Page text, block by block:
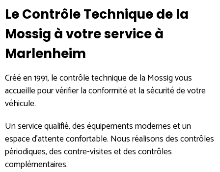
Le Contrôle Technique de la
Mossig à votre service à
Marlenheim
Créé en 1991, le contrôle technique de la Mossig vous
accueille pour vérifier la conformité et la sécurité de votre
véhicule.
Un service qualifié, des équipements modernes et un
espace d’attente confortable. Nous réalisons des contrôles
périodiques, des contre-visites et des contrôles
complémentaires.